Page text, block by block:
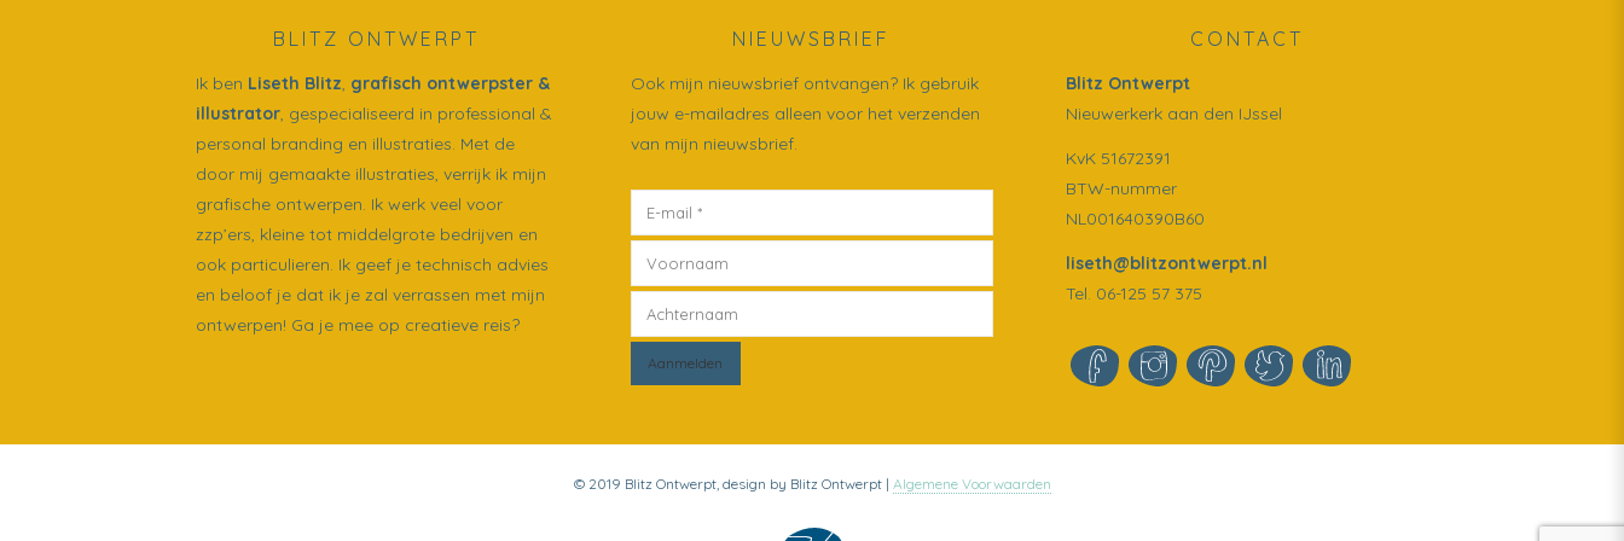
BLITZ ONTWERPT
Ik ben Liseth Blitz, grafisch ontwerpster &
illustrator, gespecialiseerd in professional &
personal branding en illustraties. Met de
door mij gemaakte illustraties, verrijk ik mijn
grafische ontwerpen. Ik werk veel voor
zzp’ers, kleine tot middelgrote bedrijven en
ook particulieren. Ik geef je technisch advies
en beloof je dat ik je zal verrassen met mijn
ontwerpen! Ga je mee op creatieve reis?
NIEUWSBRIEF
Ook mijn nieuwsbrief ontvangen? Ik gebruik
jouw e-mailadres alleen voor het verzenden
van mijn nieuwsbrief.
CONTACT
Blitz Ontwerpt
Nieuwerkerk aan den IJssel
KvK 51672391
BTW-nummer
NL001640390B60
liseth@blitzontwerpt.nl
Tel. 06-125 57 375
© 2019 Blitz Ontwerpt, design by Blitz Ontwerpt | Algemene Voorwaarden